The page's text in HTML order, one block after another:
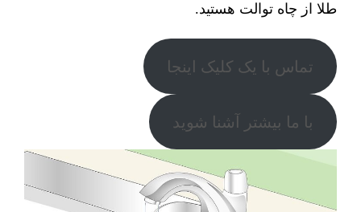
طلا از چاه توالت هستید.
تماس با یک کلیک اینجا
با ما بیشتر آشنا شوید